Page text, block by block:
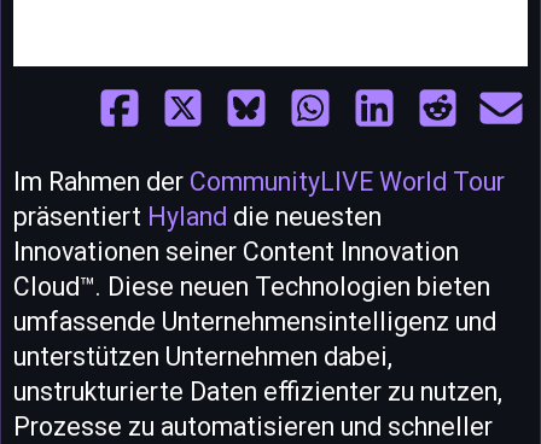
Im Rahmen der CommunityLIVE World Tour
präsentiert Hyland die neuesten
Innovationen seiner Content Innovation
Cloud™. Diese neuen Technologien bieten
umfassende Unternehmensintelligenz und
unterstützen Unternehmen dabei,
unstrukturierte Daten effizienter zu nutzen,
Prozesse zu automatisieren und schneller